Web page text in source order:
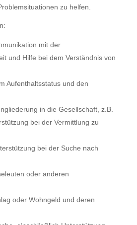
zu helfen.
mit der
und Hilfe bei dem Verständnis von
Aufenthaltsstatus und den
in die Gesellschaft, z.B.
bei der Vermittlung zu
bei der Suche nach
oder anderen
oder Wohngeld und deren